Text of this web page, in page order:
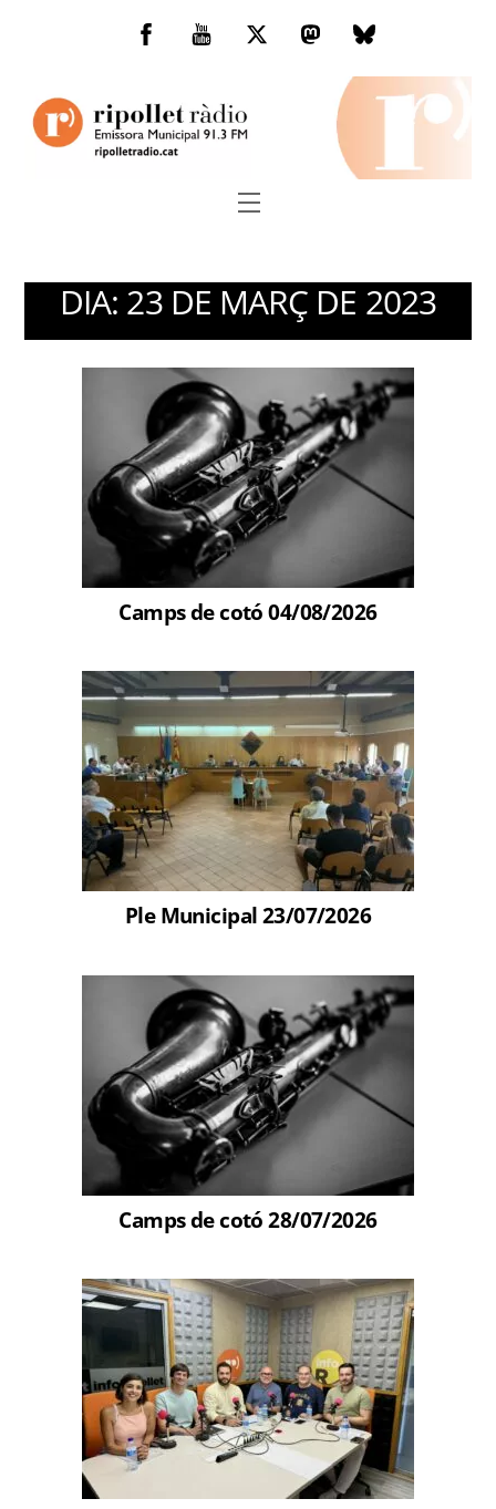
Facebook
You
TwitterMastodonBluesky
Menu
DIA: 23 DE MARÇ DE 2023
Camps de cotó 04/08/2026
Ple Municipal 23/07/2026
Camps de cotó 28/07/2026